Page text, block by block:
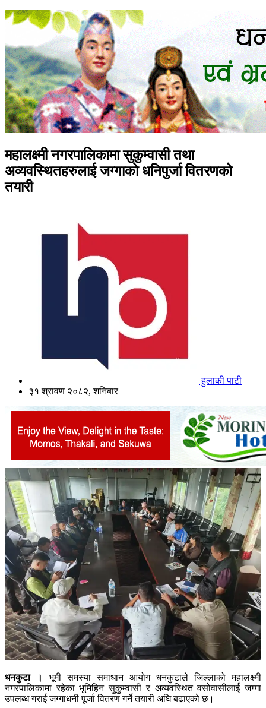
महालक्ष्मी नगरपालिकामा सुकुम्वासी तथा
अव्यवस्थितहरुलाई जग्गाको धनिपुर्जा वितरणको
तयारी
हुलाकी पाटी
३१ श्रावण २०८२, शनिबार
धनकुटा ।
भूमी समस्या समाधान आयोग धनकुटाले जिल्लाको महालक्ष्मी
नगरपालिकामा रहेका भूमिहिन सुकुम्वासी र अव्यवस्थित वसोवासीलाई जग्गा
उपलब्ध गराई जग्गाधनी पूर्जा वितरण गर्ने तयारी अघि बढाएको छ।